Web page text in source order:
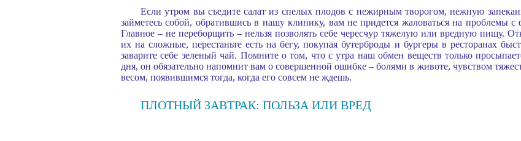
Если утром вы съедите салат из спелых плодов с нежирным творогом, нежную
займетесь собой, обратившись в нашу клинику, вам не придется жаловаться на проблемы
Главное – не переборщить – нельзя позволять себе чересчур тяжелую или вредную пищу.
их на сложные, перестаньте есть на бегу, покупая бутерброды и бургеры в ресторанах
заварите себе зеленый чай. Помните о том, что с утра наш обмен веществ только
дня, он обязательно напомнит вам о совершенной ошибке – болями в животе, чувством
весом, появившимся тогда, когда его совсем не ждешь.
ПЛОТНЫЙ ЗАВТРАК: ПОЛЬЗА ИЛИ ВРЕД